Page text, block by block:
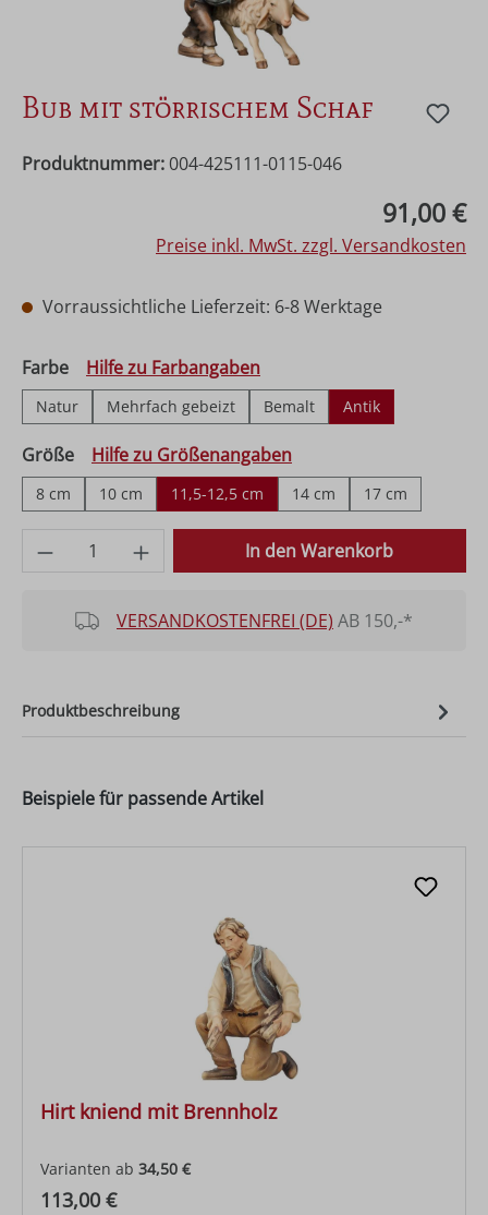
Bub mit störrischem Schaf
Produktnummer: 004-425111-0115-046
91,00 €
Preise inkl. MwSt. zzgl. Versandkosten
Vorraussichtliche Lieferzeit: 6-8 Werktage
Farbeauswählen
Hilfe zu Farbangaben
Natur Mehrfach gebeizt Bemalt Antik
Größeauswählen
Hilfe zu Größenangaben
8 cm 10 cm 11,5-12,5 cm 14 cm 17 cm
Produkt Anzahl: Gib den gewünschten
In den Warenkorb
VERSANDKOSTENFREI (DE) AB 150,-*
Produktbeschreibung
Beispiele für passende Artikel
Hirt kniend mit Brennholz
Varianten ab 34,50 €
Regulärer Preis:
113,00 €